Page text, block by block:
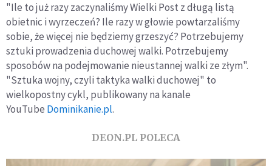
"Ile to już razy zaczynaliśmy Wielki Post z długą listą
obietnic i wyrzeczeń? Ile razy w głowie powtarzaliśmy
sobie, że więcej nie będziemy grzeszyć? Potrzebujemy
sztuki prowadzenia duchowej walki. Potrzebujemy
sposobów na podejmowanie nieustannej walki ze złym".
"Sztuka wojny, czyli taktyka walki duchowej" to
wielkopostny cykl, publikowany na kanale
YouTube Dominikanie.pl.
DEON.PL POLECA